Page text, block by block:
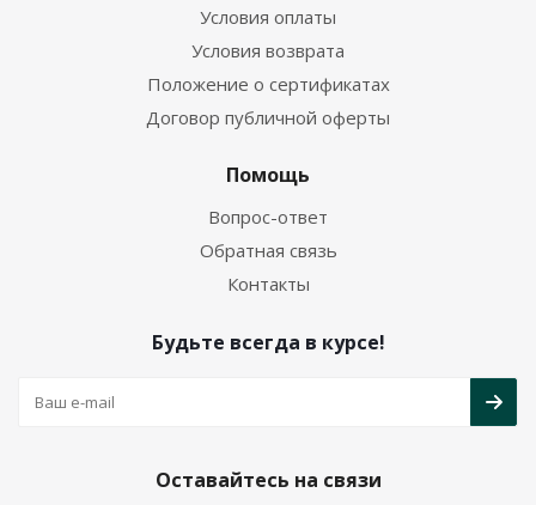
Условия оплаты
Условия возврата
Положение о сертификатах
Договор публичной оферты
Помощь
Вопрос-ответ
Обратная связь
Контакты
Будьте всегда в курсе!
Оставайтесь на связи